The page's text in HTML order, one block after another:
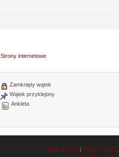
Strony internetowe
Zamknięty wątek
Wątek przyklejony
Ankieta
SMF 2.0.19 | SMF © 2013